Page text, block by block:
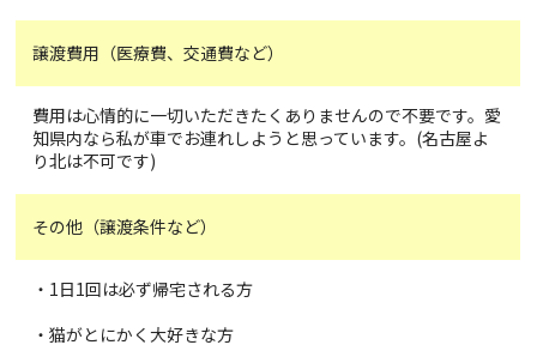
譲渡費用（医療費、交通費など）
費用は心情的に一切いただきたくありませんので不要です。愛
知県内なら私が車でお連れしようと思っています。(名古屋よ
り北は不可です)
その他（譲渡条件など）
・1日1回は必ず帰宅される方
・猫がとにかく大好きな方